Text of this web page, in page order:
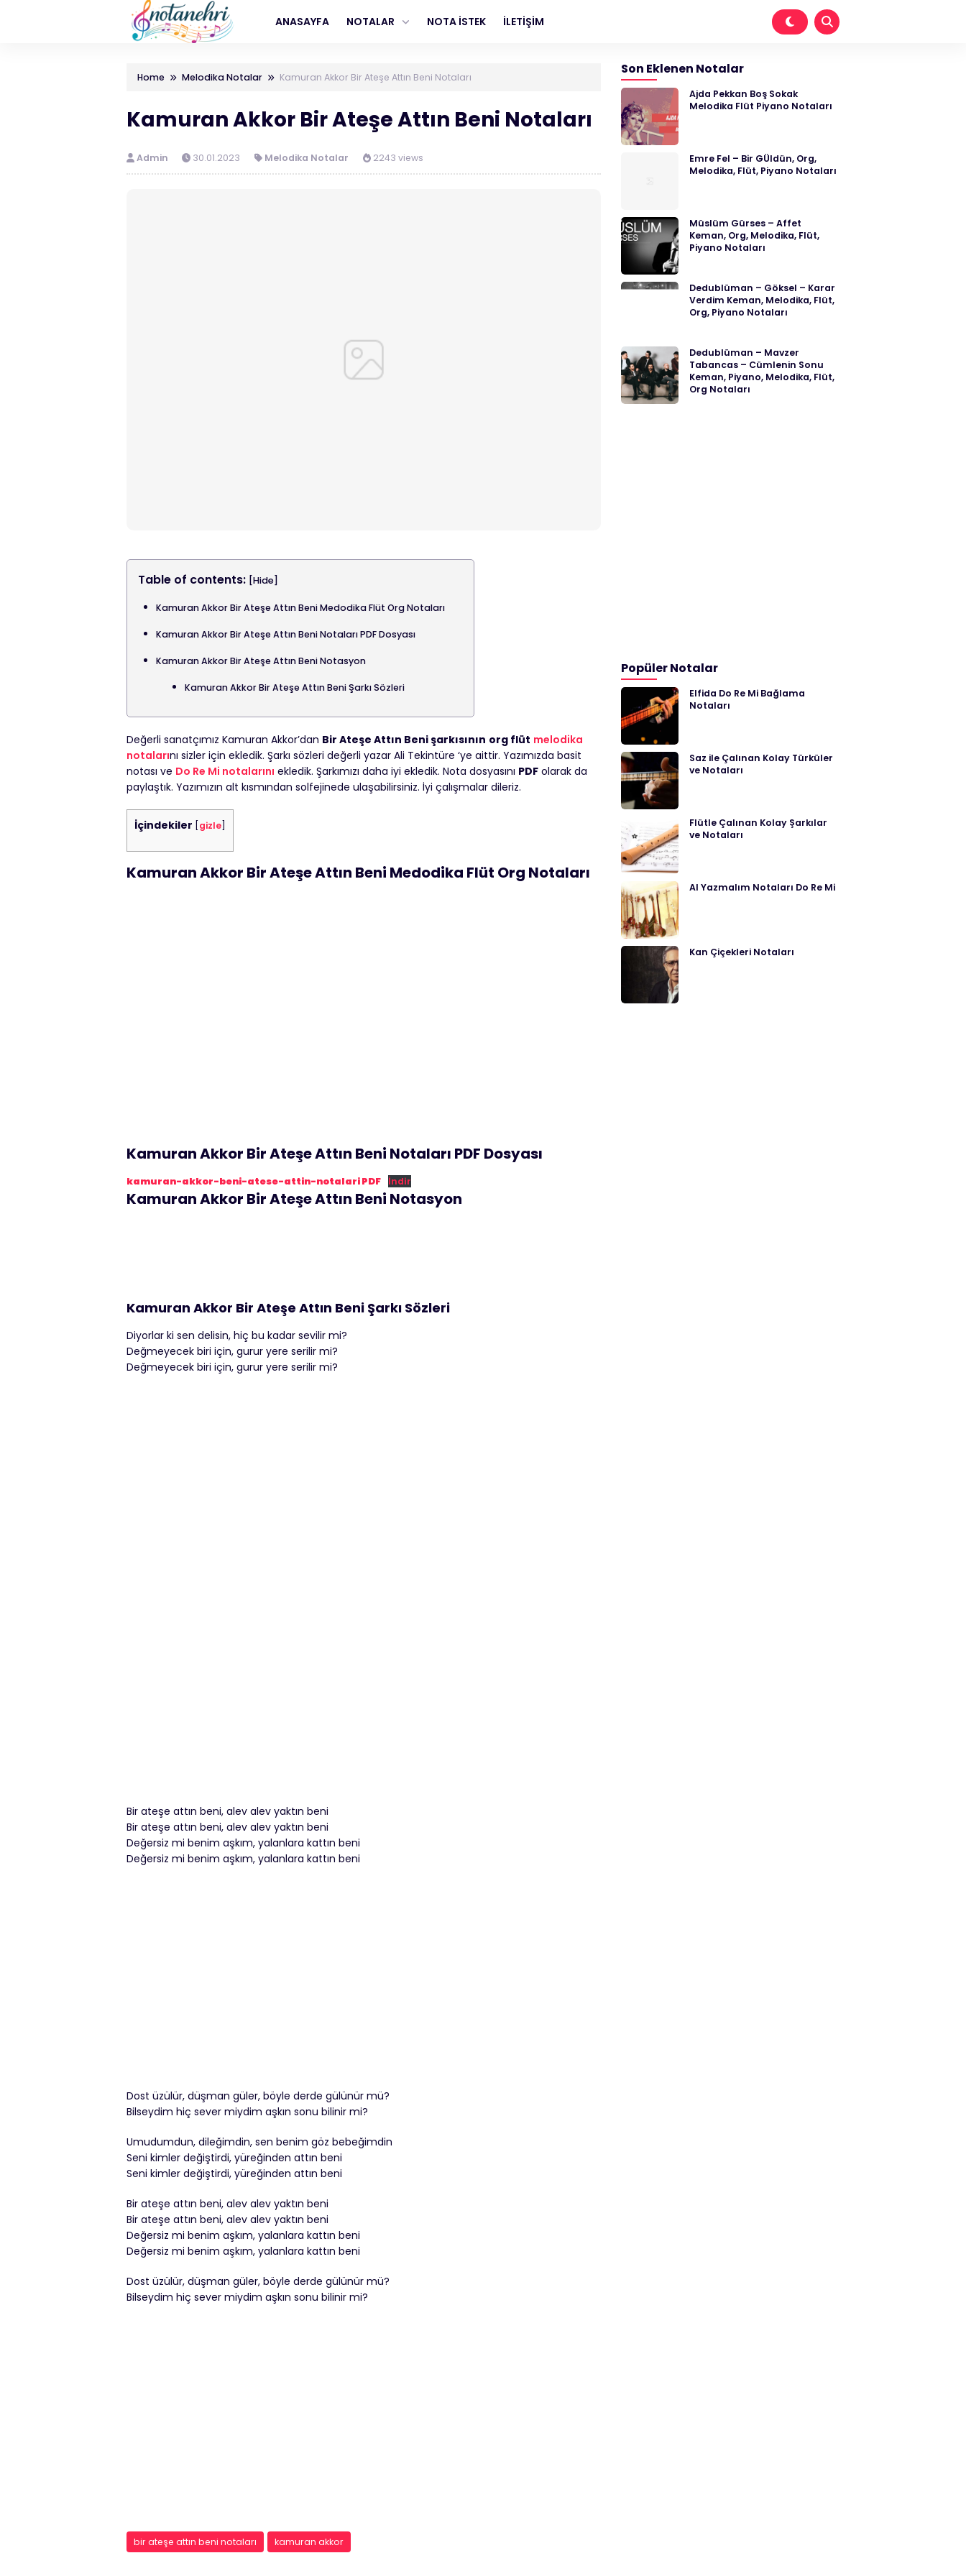
ANASAYFA NOTALAR NOTA İSTEK İLETİŞİM
Home Melodika Notalar Kamuran Akkor Bir Ateşe Attın Beni Notaları
Kamuran Akkor Bir Ateşe Attın Beni Notaları
Admin 30.01.2023 Melodika Notalar 2243 views
Table of contents: [Hide]
Kamuran Akkor Bir Ateşe Attın Beni Medodika Flüt Org Notaları
Kamuran Akkor Bir Ateşe Attın Beni Notaları PDF Dosyası
Kamuran Akkor Bir Ateşe Attın Beni Notasyon
Kamuran Akkor Bir Ateşe Attın Beni Şarkı Sözleri
Değerli sanatçımız Kamuran Akkor’dan Bir Ateşe Attın Beni şarkısının org flüt melodika
notalarını sizler için ekledik. Şarkı sözleri değerli yazar Ali Tekintüre ‘ye aittir. Yazımızda basit
notası ve Do Re Mi notalarını ekledik. Şarkımızı daha iyi ekledik. Nota dosyasını PDF olarak da
paylaştık. Yazımızın alt kısmından solfejinede ulaşabilirsiniz. İyi çalışmalar dileriz.
İçindekiler gizle
Kamuran Akkor Bir Ateşe Attın Beni Medodika Flüt Org Notaları
Kamuran Akkor Bir Ateşe Attın Beni Notaları PDF Dosyası
kamuran-akkor-beni-atese-attin-notalari PDF İndir
Kamuran Akkor Bir Ateşe Attın Beni Notasyon
Kamuran Akkor Bir Ateşe Attın Beni Şarkı Sözleri
Diyorlar ki sen delisin, hiç bu kadar sevilir mi?
Değmeyecek biri için, gurur yere serilir mi?
Değmeyecek biri için, gurur yere serilir mi?
Bir ateşe attın beni, alev alev yaktın beni
Bir ateşe attın beni, alev alev yaktın beni
Değersiz mi benim aşkım, yalanlara kattın beni
Değersiz mi benim aşkım, yalanlara kattın beni
Dost üzülür, düşman güler, böyle derde gülünür mü?
Bilseydim hiç sever miydim aşkın sonu bilinir mi?
Umudumdun, dileğimdin, sen benim göz bebeğimdin
Seni kimler değiştirdi, yüreğinden attın beni
Seni kimler değiştirdi, yüreğinden attın beni
Bir ateşe attın beni, alev alev yaktın beni
Bir ateşe attın beni, alev alev yaktın beni
Değersiz mi benim aşkım, yalanlara kattın beni
Değersiz mi benim aşkım, yalanlara kattın beni
Dost üzülür, düşman güler, böyle derde gülünür mü?
Bilseydim hiç sever miydim aşkın sonu bilinir mi?
bir ateşe attın beni notaları kamuran akkor
Son Eklenen Notalar
Ajda Pekkan Boş Sokak
Melodika Flüt Piyano Notaları
Emre Fel – Bir GÜldün, Org,
Melodika, Flüt, Piyano Notaları
Müslüm Gürses – Affet
Keman, Org, Melodika, Flüt,
Piyano Notaları
Dedublüman – Göksel – Karar
Verdim Keman, Melodika, Flüt,
Org, Piyano Notaları
Dedublüman – Mavzer
Tabancas – Cümlenin Sonu
Keman, Piyano, Melodika, Flüt,
Org Notaları
Popüler Notalar
Elfida Do Re Mi Bağlama
Notaları
Saz ile Çalınan Kolay Türküler
ve Notaları
Flütle Çalınan Kolay Şarkılar
ve Notaları
Al Yazmalım Notaları Do Re Mi
Kan Çiçekleri Notaları